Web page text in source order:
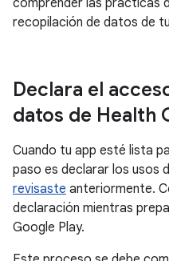
comprender las prácticas
recopilación de datos de
Declara el
datos de Health
Cuando tu app esté lista
paso es declarar los usos
revisaste anteriormente.
declaración mientras
Google Play.